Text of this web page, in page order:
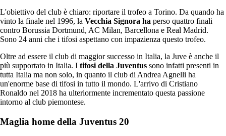
L'obiettivo del club è chiaro: riportare il trofeo a Torino. Da quando ha
vinto la finale nel 1996, la Vecchia Signora ha perso quattro finali
contro Borussia Dortmund, AC Milan, Barcellona e Real Madrid.
Sono 24 anni che i tifosi aspettano con impazienza questo trofeo.
Oltre ad essere il club di maggior successo in Italia, la Juve è anche il
più supportato in Italia. I tifosi della Juventus sono infatti presenti in
tutta Italia ma non solo, in quanto il club di Andrea Agnelli ha
un'enorme base di tifosi in tutto il mondo. L'arrivo di Cristiano
Ronaldo nel 2018 ha ulteriormente incrementato questa passione
intorno al club piemontese.
Maglia home della Juventus 20